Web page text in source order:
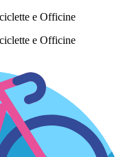
e Officine
e Officine